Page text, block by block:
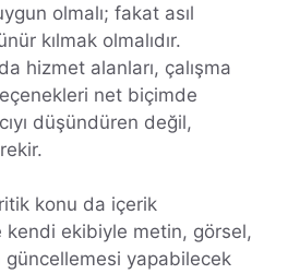
olmalı; fakat asıl
kılmak olmalıdır.
hizmet alanları, çalışma
net biçimde
düşündüren değil,
konu da içerik
kendi ekibiyle metin, görsel,
yapabilecek